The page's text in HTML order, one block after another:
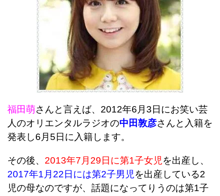
福田萌さんと言えば、2012年6月3日にお笑い芸
人のオリエンタルラジオの中田敦彦さんと入籍を
発表し6月5日に入籍します。
その後、 2013年7月29日に第1子女児を出産し、
2017年1月22日には第2子男児を出産している2
児の母なのですが、話題になってりうのは第1子